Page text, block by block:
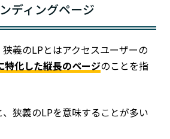
ディングページ
義のLPとはアクセスユーザーの
特化した縦長のページのことを指
狭義のLPを意味することが多い